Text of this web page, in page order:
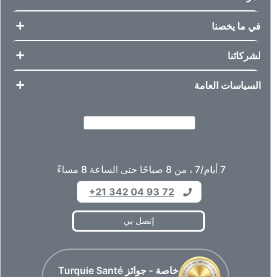
في ما يخصنا
لشركائنا
السياسات العامة
7 أيام/7 ، من 8 صباحًا حتى الساعة 8 مساءً
+21 342 04 93 72
إتصل بي
خاصة - جوائز Turquie Santé